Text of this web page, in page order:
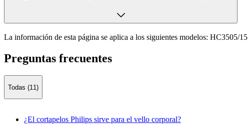
La información de esta página se aplica a los siguientes modelos: HC3505/15
Preguntas frecuentes
Todas (11)
¿El cortapelos Philips sirve para el vello corporal?